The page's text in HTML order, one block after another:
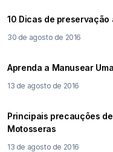
10 Dicas de preservação
30 de agosto de 2016
Aprenda a Manusear
13 de agosto de 2016
Principais precauções
Motosseras
13 de agosto de 2016